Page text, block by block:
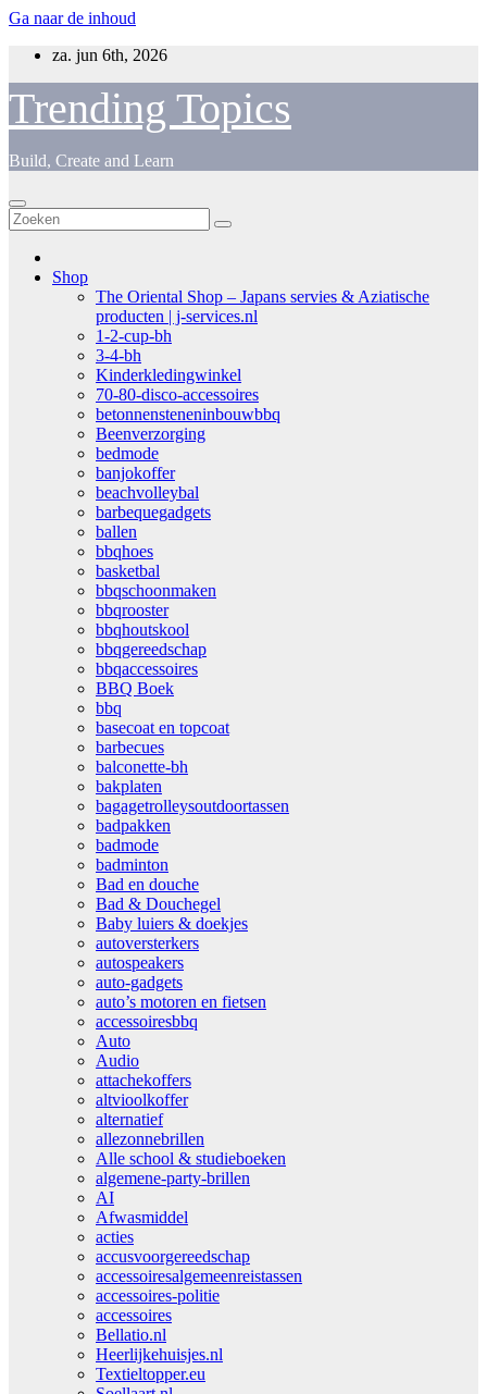
Ga naar de inhoud
za. jun 6th, 2026
Trending Topics
Build, Create and Learn
Shop
The Oriental Shop – Japans servies & Aziatische
producten | j-services.nl
1-2-cup-bh
3-4-bh
Kinderkledingwinkel
70-80-disco-accessoires
betonnensteneninbouwbbq
Beenverzorging
bedmode
banjokoffer
beachvolleybal
barbequegadgets
ballen
bbqhoes
basketbal
bbqschoonmaken
bbqrooster
bbqhoutskool
bbqgereedschap
bbqaccessoires
BBQ Boek
bbq
basecoat en topcoat
barbecues
balconette-bh
bakplaten
bagagetrolleysoutdoortassen
badpakken
badmode
badminton
Bad en douche
Bad & Douchegel
Baby luiers & doekjes
autoversterkers
autospeakers
auto-gadgets
auto’s motoren en fietsen
accessoiresbbq
Auto
Audio
attachekoffers
altvioolkoffer
alternatief
allezonnebrillen
Alle school & studieboeken
algemene-party-brillen
AI
Afwasmiddel
acties
accusvoorgereedschap
accessoiresalgemeenreistassen
accessoires-politie
accessoires
Bellatio.nl
Heerlijkehuisjes.nl
Textieltopper.eu